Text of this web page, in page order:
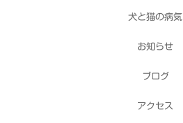
犬と猫の病気
お知らせ
ブログ
アクセス